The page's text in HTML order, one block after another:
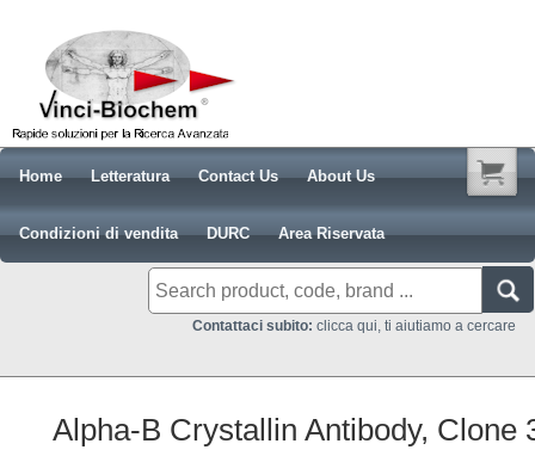
Home Letteratura Contact Us About Us
Condizioni di vendita DURC Area Riservata
Contattaci subito: clicca qui, ti aiutiamo a cercare
Alpha-B Crystallin Antibody, Clone